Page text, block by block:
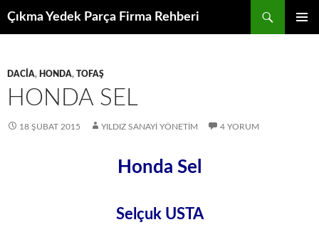
atla
Çıkma Yedek Parça Firma Rehberi
DACIA, HONDA, TOFAŞ
HONDA SEL
18 ŞUBAT 2015 YILDIZ SANAYI YÖNETIM 4 YORUM
Honda Sel
Selçuk USTA